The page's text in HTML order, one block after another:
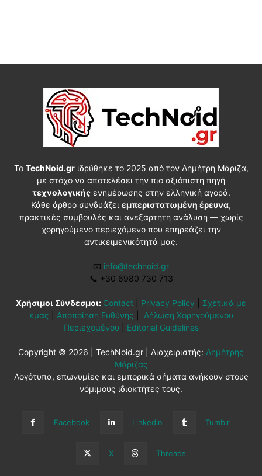
Το TechNoid.grιδρύθηκε το 2025 από τον Δημήτρη Μάριζα,
με στόχο να αποτελέσει την πιο αξιόπιστη πηγή
τεχνολογικήςενημέρωσης στην ελληνική αγορά.
Κάθε άρθρο συνδυάζει εμπεριστατωμένη έρευνα,
πρακτικές συμβουλές και ανεξάρτητη ανάλυση — χωρίς
χορηγούμενο περιεχόμενο που επηρεάζει την
αντικειμενικότητά μας.
📧 info@technoid.gr
📞 +30 6980 730 713
Χρήσιμοι Σύνδεσμοι: Contact Privacy Policy
Σχετικά με
εμάς
Αποποίηση Ευθύνης
Δήλωση Χορηγούμενου
Περιεχομένου
Editorial Guidelines
Copyright © 2026 | TechNoid.gr | Διαχειριστής: Δημήτρης
Μάριζας
Λογότυπα, επωνυμίες και εμπορικά σήματα ανήκουν στους
νόμιμους ιδιοκτήτες τους.
Facebook Linkedin Tumblr
X Threads